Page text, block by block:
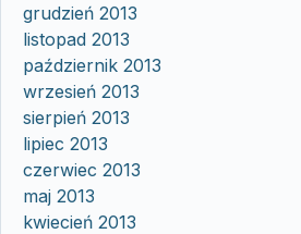
grudzień 2013
listopad 2013
październik 2013
wrzesień 2013
sierpień 2013
lipiec 2013
czerwiec 2013
maj 2013
kwiecień 2013